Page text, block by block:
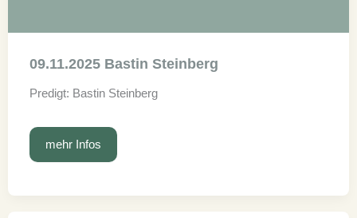
09.11.2025 Bastin Steinberg
Predigt: Bastin Steinberg
09.11.2025
Steinberg
mehr Infos